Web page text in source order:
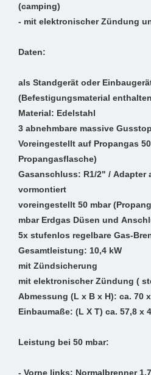
(camping)
- mit elektronischer Zündung
Daten:
als Standgerät oder
(Befestigungsmaterial
Material: Edelstahl
3 abnehmbare massive
Voreingestellt auf Propangas
Propangasflasche)
Gasanschluss: R1/2" / Adapter
vormontiert
voreingestellt 50 mbar
mbar Erdgas Düsen und
5x stufenlos regelbare Gas-
Gesamtleistung: 10,4 kW
mit Zündsicherung
mit elektronischer Zündung (
Abmessung (L x B x H): ca. 70
Einbaumaße: (L X T) ca. 57,8 x
Leistung bei 50 mbar:
- Vorne links: Normalbrenner